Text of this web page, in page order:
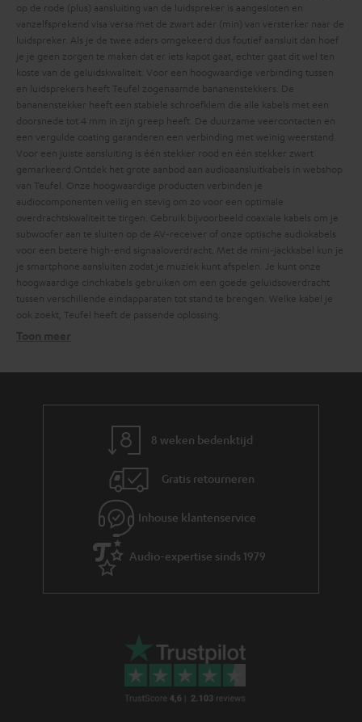
op de rode (plus) aansluiting van de luidspreker is aangesloten en
vanzelfsprekend visa versa met de zwart ader (min) van versterker naar de
luidspreker. Als je de twee aders omgekeerd dus foutief aansluit dan hoef
je je geen zorgen te maken dat er iets kapot gaat, echter gaat dit wel ten
koste van de geluidskwaliteit. Voor een hoogwaardige verbinding tussen
en luidsprekers heeft Teufel zogenaamde bananenstekkers. De
bananenstekker heeft een stabiele schroefklem die alle kabels met een
doorsnede tot 4 mm in zijn greep heeft. De duurzame veercontacten en
een vergulde coating garanderen een verbinding met weinig weerstand.
Voor een juiste aansluiting is één stekker rood en één stekker zwart
gemarkeerd.​​​​​​​​ Ontdek het grote aanbod aan audioaansluitkabels in webshop
van Teufel. Onze hoogwaardige producten verbinden je
audiocomponenten veilig en stevig om zo voor een optimale
overdrachtskwaliteit te tirgen. Gebruik bijvoorbeeld coaxiale kabels om je
subwoofer aan te sluiten op de AV-receiver of onze optische audiokabels
voor een betere high-end signaaloverdracht. Met de mini-jackkabel kun je
je smartphone aansluiten zodat je muziek kunt afspelen. Je kunt onze
hoogwaardige cinchkabels gebruiken om een goede geluidsoverdracht
tussen verschillende eindapparaten tot stand te brengen. Welke kabel je
ook zoekt, Teufel heeft de passende oplossing.
It's the sound that makes the music - en die komt via kabels tot stand.
Hoogwaardige kabelset van Teufel dragen bij aan een betere sound. Onze
stereo speakers
geschikt. Hoe lang de kabel dient te zijn, ligt natuurlijk aan de opstelling. In
onze shop vind je kabels van verschillende lengtes.
Verbindungskabels
8 weken bedenktijd
Gratis retourneren
Inhouse klantenservice
Audio-expertise sinds 1979